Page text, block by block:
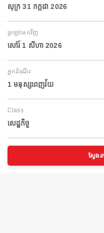
សុក្រ 31 កក្កដា 2026
ត្រឡប់មកវិញ
សៅរ៍ 1 សីហា 2026
អ្នកដំណើរ
1 មនុស្សពេញវ័យ
Class
សេដ្ឋកិច្ច
ស្វែង